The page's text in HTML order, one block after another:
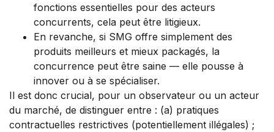
fonctions essentielles pour des acteurs
concurrents, cela peut être litigieux.
En revanche, si SMG offre simplement des
produits meilleurs et mieux packagés, la
concurrence peut être saine — elle pousse à
innover ou à se spécialiser.
Il est donc crucial, pour un observateur ou un acteur
du marché, de distinguer entre : (a) pratiques
contractuelles restrictives (potentiellement illégales) ;